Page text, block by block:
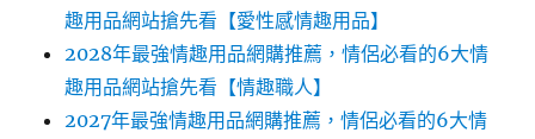
趣用品網站搶先看【愛性感情趣用品】
2028年最強情趣用品網購推薦，情侶必看的6大情
趣用品網站搶先看【情趣職人】
2027年最強情趣用品網購推薦，情侶必看的6大情